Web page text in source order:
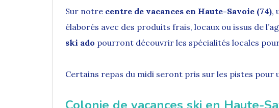
Sur notre centre de vacances en Haute-Savoie (74),
élaborés avec des produits frais, locaux ou issus de
ski ado pourront découvrir les spécialités locales
Certains repas du midi seront pris sur les pistes pour